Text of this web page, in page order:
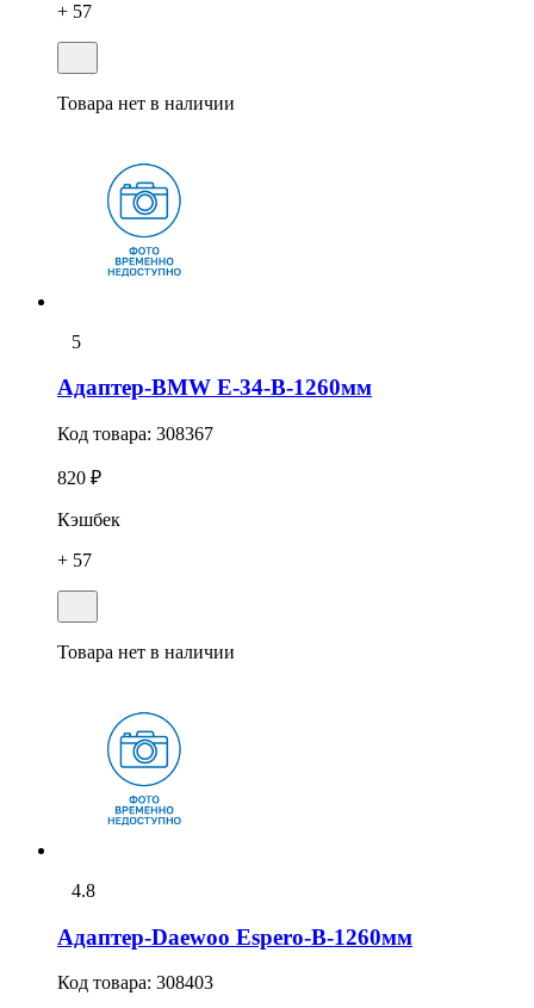
+ 57
Товара нет в наличии
5
Адаптер-BMW E-34-В-1260мм
Код товара: 308367
820 ₽
Кэшбек
+ 57
Товара нет в наличии
4.8
Адаптер-Daewoo Espero-В-1260мм
Код товара: 308403